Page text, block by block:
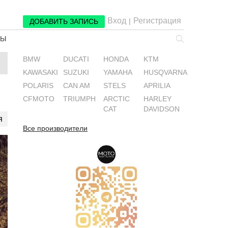
ДОБАВИТЬ ЗАПИСЬ Вход | Регистрация
BMW DUCATI HONDA
KTM
KAWASAKI
SUZUKI YAMAHA
HUSQVARNA
POLARIS
CAN AM STELS
APRILIA
CFMOTO
TRIUMPH
ARCTIC
CAT
HARLEY
DAVIDSON
Все производители